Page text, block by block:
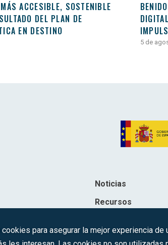
ACCESIBLE, SOSTENIBLE
DEL PLAN DE
EN DESTINO
5 de
Noticias
Recursos
para asegurar la mejor experiencia